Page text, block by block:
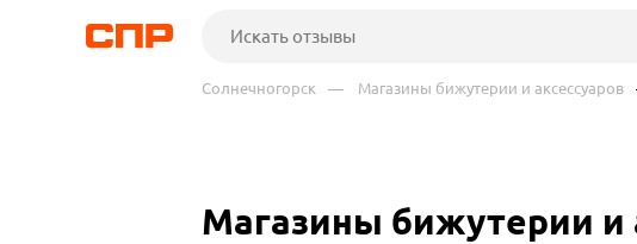
Солнечногорск — Магазины бижутерии и аксессуаров
Магазины бижутерии и